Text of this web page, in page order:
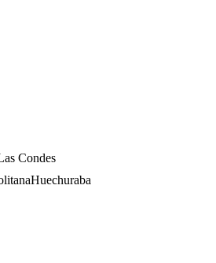
Condes
Huechuraba